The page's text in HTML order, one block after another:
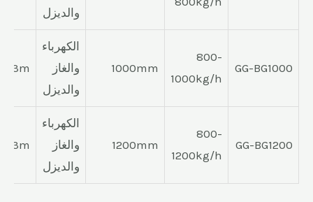
والديزل
GG-BG1000
800-
1000kg/h
1000mm
الكهرباء
والغاز
والديزل
GG-BG1200
800-
1200kg/h
1200mm
الكهرباء
والغاز
والديزل